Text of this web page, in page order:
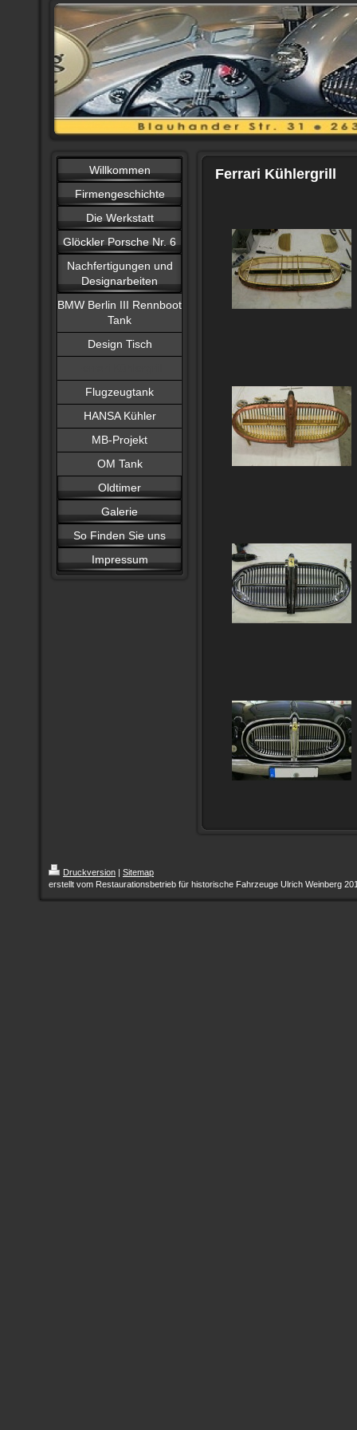
Willkommen
Firmengeschichte
Die Werkstatt
Glöckler Porsche Nr. 6
Nachfertigungen und
Designarbeiten
BMW Berlin III Rennboot
Tank
Design Tisch
Flugzeugtank
HANSA Kühler
MB-Projekt
OM Tank
Oldtimer
Galerie
So Finden Sie uns
Impressum
Ferrari Kühlergrill
Druckversion | Sitemap
erstellt vom Restaurationsbetrieb für historische Fahrzeuge Ulrich Weinberg